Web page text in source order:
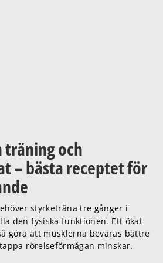
träning och
– bästa receptet för
styrketräna tre gånger i
den fysiska funktionen. Ett ökat
göra att musklerna bevaras bättre
rörelseförmågan minskar.